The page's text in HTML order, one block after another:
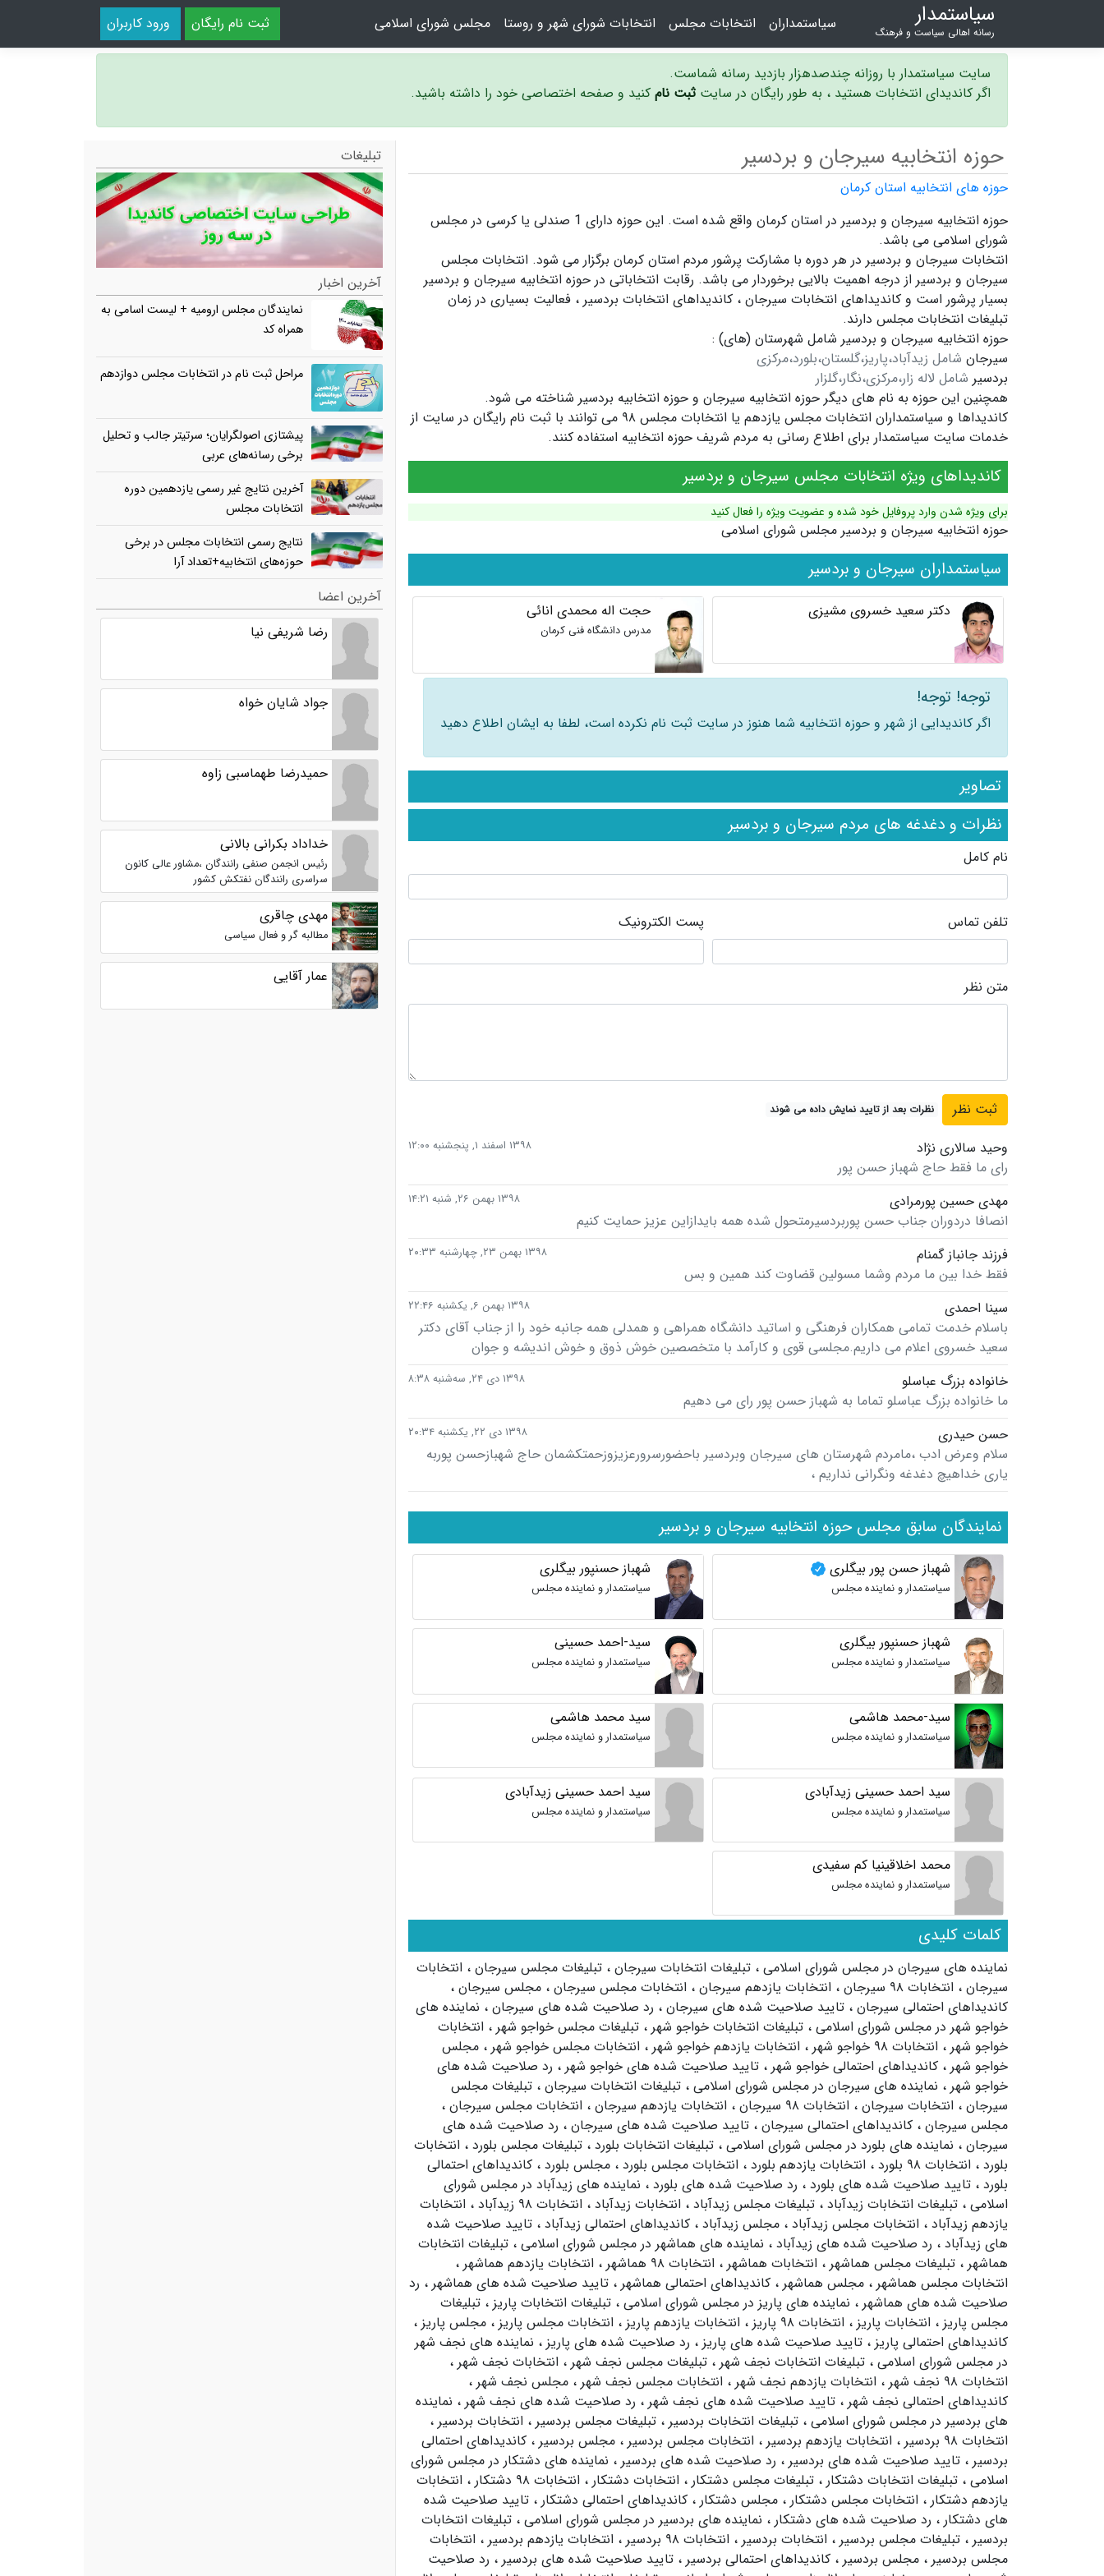
سیاستمدار
رسانه اهالی سیاست و فرهنگ ثبت نام رایگان ورود کاربران سیاستمداران انتخابات مجلس انتخابات شورای شهر و روستا مجلس شورای اسلامی
سایت سیاستمدار با روزانه چندصدهزار بازدید رسانه شماست.
اگر کاندیدای انتخابات هستید ، به طور رایگان در سایت ثبت نام کنید و صفحه اختصاصی خود را داشته باشید.
حوزه انتخابیه سیرجان و بردسیر
حوزه های انتخابیه استان کرمان
حوزه انتخابیه سیرجان و بردسیر در استان کرمان واقع شده است. این حوزه دارای 1 صندلی یا کرسی در مجلس
شورای اسلامی می باشد.
انتخابات سیرجان و بردسیر در هر دوره با مشارکت پرشور مردم استان کرمان برگزار می شود. انتخابات مجلس
سیرجان و بردسیر از درجه اهمیت بالایی برخوردار می باشد. رقابت انتخاباتی در حوزه انتخابیه سیرجان و بردسیر
بسیار پرشور است و کاندیداهای انتخابات سیرجان ، کاندیداهای انتخابات بردسیر ، فعالیت بسیاری در زمان
تبلیغات انتخابات مجلس دارند.
حوزه انتخابیه سیرجان و بردسیر شامل شهرستان (های) :
سیرجان شامل زیدآباد،پاریز،گلستان،بلورد،مرکزی
بردسیر شامل لاله زار،مرکزی،نگار،گلزار
همچنین این حوزه به نام های دیگر حوزه انتخابیه سیرجان و حوزه انتخابیه بردسیر شناخته می شود.
کاندیداها و سیاستمداران انتخابات مجلس یازدهم یا انتخابات مجلس ۹۸ می توانند با ثبت نام رایگان در سایت از
خدمات سایت سیاستمدار برای اطلاع رسانی به مردم شریف حوزه انتخابیه استفاده کنند.
کاندیداهای ویژه انتخابات مجلس سیرجان و بردسیر
برای ویژه شدن وارد پروفایل خود شده و عضویت ویژه را فعال کنید
حوزه انتخابیه سیرجان و بردسیر مجلس شورای اسلامی
سیاستمداران سیرجان و بردسیر
دکتر سعید خسروی مشیزی حجت اله محمدی انائی
مدرس دانشگاه فنی کرمان
توجه! توجه!
اگر کاندیدایی از شهر و حوزه انتخابیه شما هنوز در سایت ثبت نام نکرده است، لطفا به ایشان اطلاع دهید
تصاویر
نظرات و دغدغه های مردم سیرجان و بردسیر
نام کامل
تلفن تماس پست الکترونیک
متن نظر
نظرات بعد از تایید نمایش داده می شوند
وحید سالاری نژاد ۱۳۹۸ اسفند ۱, پنجشنبه ۱۲:۰۰
رای ما فقط حاج شهباز حسن پور
مهدی حسین پورمرادی
۱۳۹۸ بهمن ۲۶, شنبه ۱۴:۲۱
انصافا دردوران جناب حسن پوربردسیرمتحول شده همه بایدازاین عزیز حمایت کنیم
فرزند جانباز گمنام
۱۳۹۸ بهمن ۲۳, چهارشنبه ۲۰:۳۳
فقط خدا بین ما مردم وشما مسولین قضاوت کند همین و بس
سینا احمدی
۱۳۹۸ بهمن ۶, یکشنبه ۲۲:۴۶
باسلام خدمت تمامی همکاران فرهنگی و اساتید دانشگاه همراهی و همدلی همه جانبه خود را از جناب آقای دکتر
سعید خسروی اعلام می داریم.مجلسی قوی و کارآمد با متخصصین خوش ذوق و خوش اندیشه و جوان
خانواده بزرگ عباسلو
۱۳۹۸ دی ۲۴, سه‌شنبه ۸:۳۸
ما خانواده بزرگ عباسلو تماما به شهباز حسن پور رای می دهیم
حسن حیدری
۱۳۹۸ دی ۲۲, یکشنبه ۲۰:۳۴
سلام وعرض ادب ،مامردم شهرستان های سیرجان وبردسیر باحضورسرورعزیزوزحمتکشمان حاج شهبازحسن پوربه
یاری خداهیچ دغدغه ونگرانی نداریم ،
نمایندگان سابق مجلس حوزه انتخابیه سیرجان و بردسیر
شهباز حسن پور بیگلری
سیاستمدار و نماینده مجلس
شهباز حسنپور بیگلری
سیاستمدار و نماینده مجلس
شهباز حسنپور بیگلری
سیاستمدار و نماینده مجلس
سید-احمد حسینی
سیاستمدار و نماینده مجلس
سید-محمد هاشمی
سیاستمدار و نماینده مجلس
سید محمد هاشمی
سیاستمدار و نماینده مجلس
سید احمد حسینی زیدآبادی
سیاستمدار و نماینده مجلس
سید احمد حسینی زیدآبادی
سیاستمدار و نماینده مجلس
محمد اخلاقینیا کم سفیدی
سیاستمدار و نماینده مجلس
کلمات کلیدی
نماینده های سیرجان در مجلس شورای اسلامی ، تبلیغات انتخابات سیرجان ، تبلیغات مجلس سیرجان ، انتخابات
سیرجان ، انتخابات ۹۸ سیرجان ، انتخابات یازدهم سیرجان ، انتخابات مجلس سیرجان ، مجلس سیرجان ،
کاندیداهای احتمالی سیرجان ، تایید صلاحیت شده های سیرجان ، رد صلاحیت شده های سیرجان ، نماینده های
خواجو شهر در مجلس شورای اسلامی ، تبلیغات انتخابات خواجو شهر ، تبلیغات مجلس خواجو شهر ، انتخابات
خواجو شهر ، انتخابات ۹۸ خواجو شهر ، انتخابات یازدهم خواجو شهر ، انتخابات مجلس خواجو شهر ، مجلس
خواجو شهر ، کاندیداهای احتمالی خواجو شهر ، تایید صلاحیت شده های خواجو شهر ، رد صلاحیت شده های
خواجو شهر ، نماینده های سیرجان در مجلس شورای اسلامی ، تبلیغات انتخابات سیرجان ، تبلیغات مجلس
سیرجان ، انتخابات سیرجان ، انتخابات ۹۸ سیرجان ، انتخابات یازدهم سیرجان ، انتخابات مجلس سیرجان ،
مجلس سیرجان ، کاندیداهای احتمالی سیرجان ، تایید صلاحیت شده های سیرجان ، رد صلاحیت شده های
سیرجان ، نماینده های بلورد در مجلس شورای اسلامی ، تبلیغات انتخابات بلورد ، تبلیغات مجلس بلورد ، انتخابات
بلورد ، انتخابات ۹۸ بلورد ، انتخابات یازدهم بلورد ، انتخابات مجلس بلورد ، مجلس بلورد ، کاندیداهای احتمالی
بلورد ، تایید صلاحیت شده های بلورد ، رد صلاحیت شده های بلورد ، نماینده های زیدآباد در مجلس شورای
اسلامی ، تبلیغات انتخابات زیدآباد ، تبلیغات مجلس زیدآباد ، انتخابات زیدآباد ، انتخابات ۹۸ زیدآباد ، انتخابات
یازدهم زیدآباد ، انتخابات مجلس زیدآباد ، مجلس زیدآباد ، کاندیداهای احتمالی زیدآباد ، تایید صلاحیت شده
های زیدآباد ، رد صلاحیت شده های زیدآباد ، نماینده های هماشهر در مجلس شورای اسلامی ، تبلیغات انتخابات
هماشهر ، تبلیغات مجلس هماشهر ، انتخابات هماشهر ، انتخابات ۹۸ هماشهر ، انتخابات یازدهم هماشهر ،
انتخابات مجلس هماشهر ، مجلس هماشهر ، کاندیداهای احتمالی هماشهر ، تایید صلاحیت شده های هماشهر ، رد
صلاحیت شده های هماشهر ، نماینده های پاریز در مجلس شورای اسلامی ، تبلیغات انتخابات پاریز ، تبلیغات
مجلس پاریز ، انتخابات پاریز ، انتخابات ۹۸ پاریز ، انتخابات یازدهم پاریز ، انتخابات مجلس پاریز ، مجلس پاریز ،
کاندیداهای احتمالی پاریز ، تایید صلاحیت شده های پاریز ، رد صلاحیت شده های پاریز ، نماینده های نجف شهر
در مجلس شورای اسلامی ، تبلیغات انتخابات نجف شهر ، تبلیغات مجلس نجف شهر ، انتخابات نجف شهر ،
انتخابات ۹۸ نجف شهر
، انتخابات یازدهم نجف شهر ، انتخابات مجلس نجف شهر ، مجلس نجف شهر ،
کاندیداهای احتمالی نجف شهر ، تایید صلاحیت شده های نجف شهر ، رد صلاحیت شده های نجف شهر ، نماینده
های بردسیر در مجلس شورای اسلامی ، تبلیغات انتخابات بردسیر ، تبلیغات مجلس بردسیر ، انتخابات بردسیر ،
انتخابات ۹۸ بردسیر
، انتخابات یازدهم بردسیر ، انتخابات مجلس بردسیر ، مجلس بردسیر ، کاندیداهای احتمالی
بردسیر ، تایید صلاحیت شده های بردسیر ، رد صلاحیت شده های بردسیر ، نماینده های دشتکار در مجلس شورای
اسلامی ، تبلیغات انتخابات دشتکار ، تبلیغات مجلس دشتکار ، انتخابات دشتکار ، انتخابات ۹۸ دشتکار ، انتخابات
یازدهم دشتکار ، انتخابات مجلس دشتکار ، مجلس دشتکار ، کاندیداهای احتمالی دشتکار ، تایید صلاحیت شده
های دشتکار ، رد صلاحیت شده های دشتکار ، نماینده های بردسیر در مجلس شورای اسلامی ، تبلیغات انتخابات
بردسیر ، تبلیغات مجلس بردسیر ، انتخابات بردسیر ، انتخابات ۹۸ بردسیر ، انتخابات یازدهم بردسیر ، انتخابات
مجلس بردسیر ، مجلس بردسیر ، کاندیداهای احتمالی بردسیر ، تایید صلاحیت شده های بردسیر ، رد صلاحیت
تبلیغات
آخرین اخبار
نمایندگان مجلس ارومیه + لیست اسامی به
همراه کد
مراحل ثبت نام در انتخابات مجلس دوازدهم
پیشتازی اصولگرایان؛ سرتیتر جالب و تحلیل
برخی رسانه‌های عربی
آخرین نتایج غیر رسمی یازدهمین دوره
انتخابات مجلس
نتایج رسمی انتخابات مجلس در برخی
حوزه‌های انتخابیه+تعداد آرا
آخرین اعضا
رضا شریفی نیا
جواد شایان خواه
حمیدرضا طهماسبی زاوه
خداداد بکرانی بالانی
رئیس انجمن صنفی رانندگان ،مشاور عالی کانون
سراسری رانندگان نفتکش کشور
مهدی چاقری
مطالبه گر و فعال سیاسی
عمار آقایی